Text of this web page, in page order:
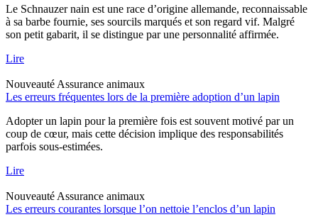
Le Schnauzer nain est une race d’origine allemande, reconnaissable
à sa barbe fournie, ses sourcils marqués et son regard vif. Malgré
son petit gabarit, il se distingue par une personnalité affirmée.
Lire
Nouveauté Assurance animaux
Les erreurs fréquentes lors de la première adoption d’un lapin
Adopter un lapin pour la première fois est souvent motivé par un
coup de cœur, mais cette décision implique des responsabilités
parfois sous-estimées.
Lire
Nouveauté Assurance animaux
Les erreurs courantes lorsque l’on nettoie l’enclos d’un lapin